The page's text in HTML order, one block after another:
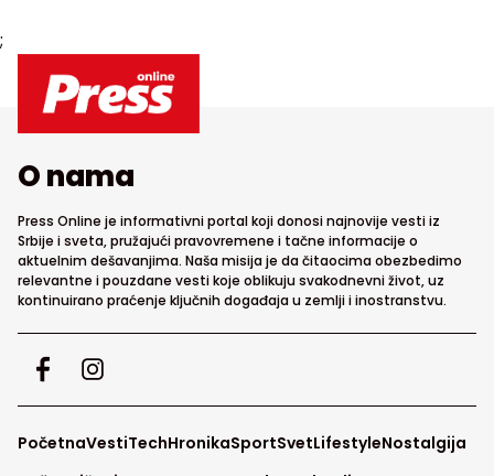
;
O nama
Press Online je informativni portal koji donosi najnovije vesti iz
Srbije i sveta, pružajući pravovremene i tačne informacije o
aktuelnim dešavanjima. Naša misija je da čitaocima obezbedimo
relevantne i pouzdane vesti koje oblikuju svakodnevni život, uz
kontinuirano praćenje ključnih događaja u zemlji i inostranstvu.
PočetnaVestiTechHronikaSportSvetLifestyleNostalgija